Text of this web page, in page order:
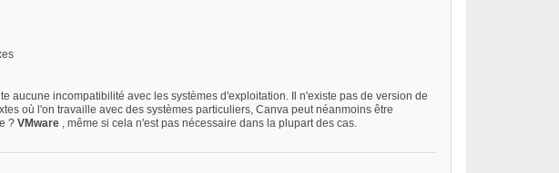
aucune incompatibilité avec les systèmes d'exploitation. Il n'existe pas de version de
où l'on travaille avec des systèmes particuliers, Canva peut néanmoins être
? VMware , même si cela n'est pas nécessaire dans la plupart des cas.